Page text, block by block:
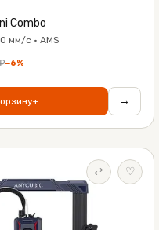
Combo
мм/с · AMS
−6%
+ →
⇄ ♡